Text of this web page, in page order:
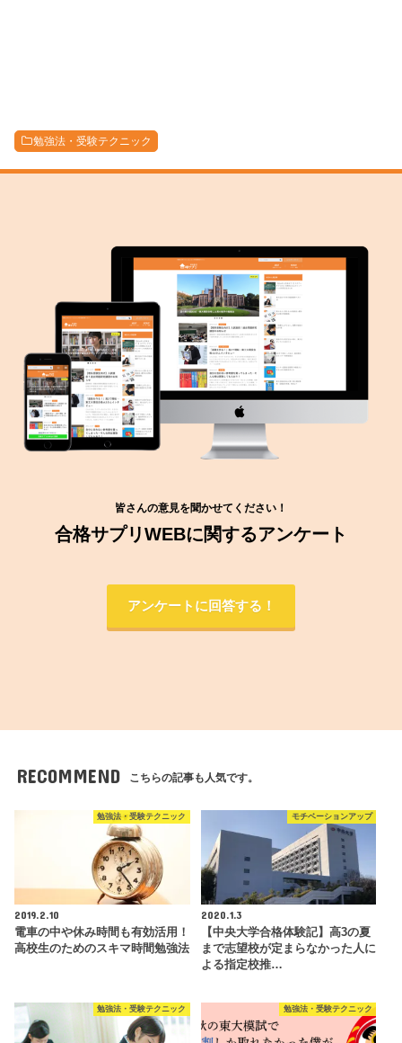
勉強法・受験テクニック
皆さんの意見を聞かせてください！
合格サプリWEBに関するアンケート
アンケートに回答する！
RECOMMEND こちらの記事も人気です。
勉強法・受験テクニック
2019.2.10
電車の中や休み時間も有効活用！
高校生のためのスキマ時間勉強法
モチベーションアップ
2020.1.3
【中央大学合格体験記】高3の夏
まで志望校が定まらなかった人に
よる指定校推…
勉強法・受験テクニック 勉強法・受験テクニック